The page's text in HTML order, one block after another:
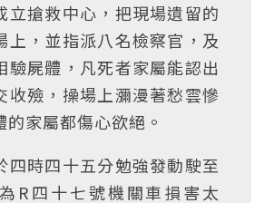
立搶救中心，把現場遺留的
上，並指派八名檢察官，及
驗屍體，凡死者家屬能認出
收殮，操場上瀰漫著愁雲慘
家屬都傷心欲絕。
四時四十五分勉強發動駛至
R四十七號機關車損害太